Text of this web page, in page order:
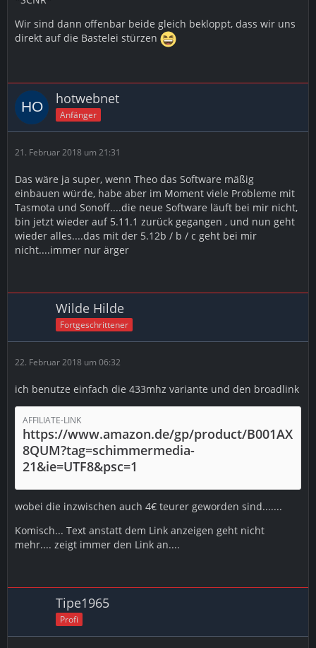
Wir sind dann offenbar beide gleich bekloppt, dass wir uns
direkt auf die Bastelei stürzen
hotwebnet
Anfänger
21. Februar 2018 um 21:31
Das wäre ja super, wenn Theo das Software mäßig
einbauen würde, habe aber im Moment viele Probleme mit
Tasmota und Sonoff....die neue Software läuft bei mir nicht,
bin jetzt wieder auf 5.11.1 zurück gegangen , und nun geht
wieder alles....das mit der 5.12b / b / c geht bei mir
nicht....immer nur ärger
Wilde Hilde
Fortgeschrittener
22. Februar 2018 um 06:32
ich benutze einfach die 433mhz variante und den broadlink
AFFILIATE-LINK
https://www.amazon.de/gp/product/B001AX
8QUM?tag=schimmermedia-
21&ie=UTF8&psc=1
wobei die inzwischen auch 4€ teurer geworden sind.......
Komisch... Text anstatt dem Link anzeigen geht nicht
mehr.... zeigt immer den Link an....
Tipe1965
Profi